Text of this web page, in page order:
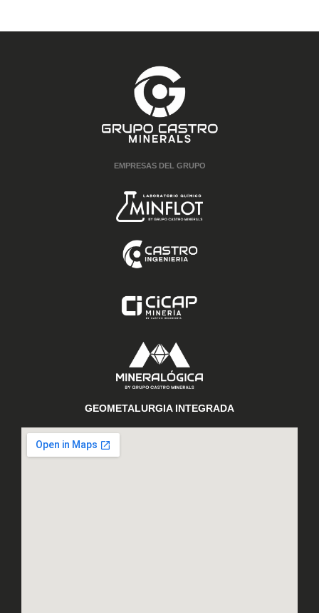
EMPRESAS DEL GRUPO
GEOMETALURGIA INTEGRADA